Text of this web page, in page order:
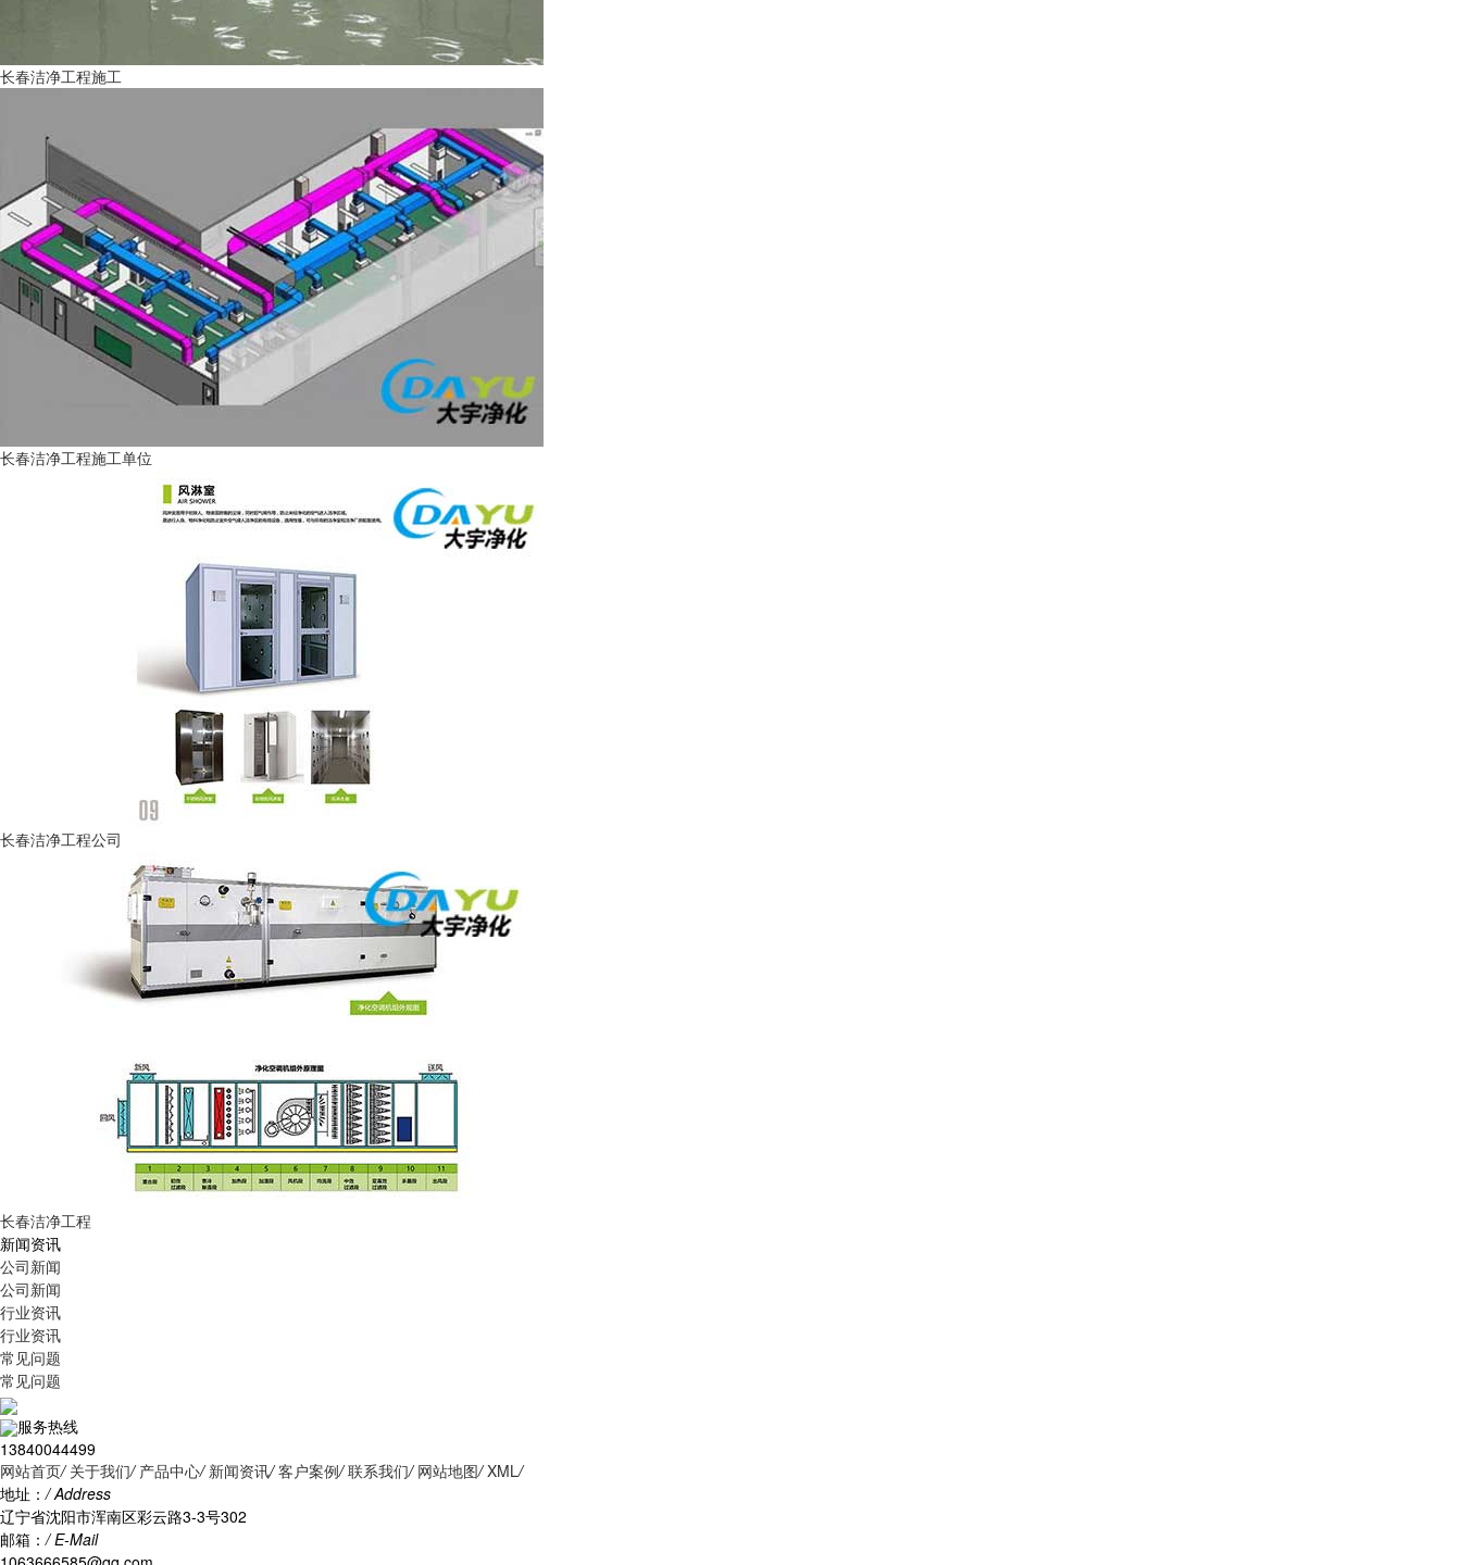
长春洁净工程施工
长春洁净工程施工单位
长春洁净工程公司
长春洁净工程
新闻资讯
公司新闻
公司新闻
行业资讯
行业资讯
常见问题
常见问题
服务热线
13840044499
网站首页/ 关于我们/ 产品中心/ 新闻资讯/ 客户案例/ 联系我们/ 网站地图/ XML/
地址：/ Address
辽宁省沈阳市浑南区彩云路3-3号302
邮箱：/ E-Mail